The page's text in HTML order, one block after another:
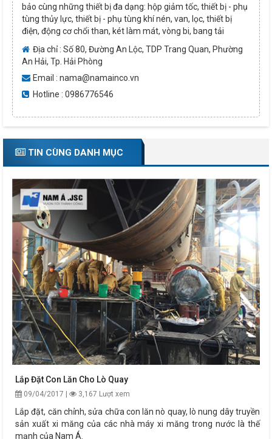
bảo cùng những thiết bị đa dạng: hộp giảm tốc, thiết bị - phụ
tùng thủy lực, thiết bị - phụ tùng khí nén, van, lọc, thiết bị
điện, động cơ chổi than, két làm mát, vòng bi, bang tải
Địa chỉ : Số 80, Đường An Lộc, TDP Trang Quan, Phường
An Hải, Tp. Hải Phòng
Email : nama@namainco.vn
Hotline : 0986776546
TIN CÙNG DANH MỤC
Lắp Đặt Con Lăn Cho Lò Quay
09/04/2017 | 3,167 Lượt xem
Lắp đặt, căn chỉnh, sửa chữa con lăn nò quay, lò nung dây truyền
sản xuất xi măng của các nhà máy xi măng trong nước là thế
mạnh của Nam Á.